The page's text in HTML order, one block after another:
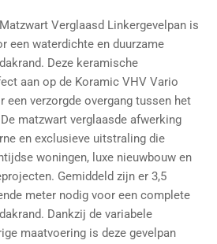
Verglaasd Linkergevelpan is
een waterdichte en duurzame
Deze keramische
aan op de Koramic VHV Vario
een verzorgde overgang tussen het
matzwart verglaasde afwerking
en exclusieve uitstraling die
woningen, luxe nieuwbouw en
Gemiddeld zijn er 3,5
meter nodig voor een complete
Dankzij de variabele
maatvoering is deze gevelpan